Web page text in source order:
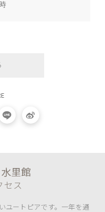
里館
セス
ユートピアです。一年を通